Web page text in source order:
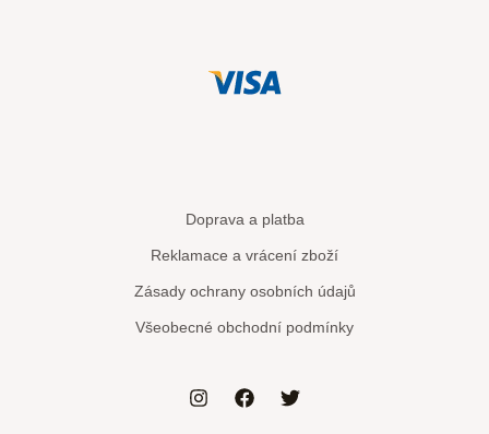
Doprava a platba
Reklamace a vrácení zboží
Zásady ochrany osobních údajů
Všeobecné obchodní podmínky